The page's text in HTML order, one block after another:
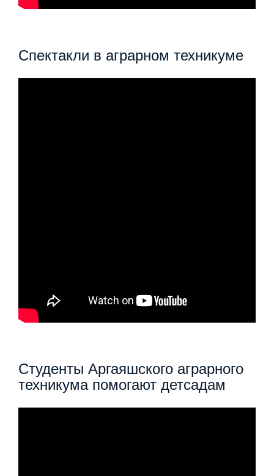
Спектакли в аграрном техникуме
Студенты Аргаяшского аграрного
техникума помогают детсадам